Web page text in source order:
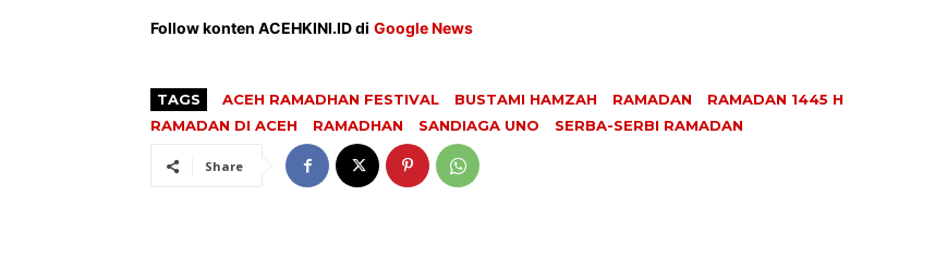
Follow konten ACEHKINI.ID di Google News
TAGS ACEH RAMADHAN FESTIVAL BUSTAMI HAMZAH RAMADAN
RAMADAN 1445 H
RAMADAN DI ACEH
RAMADHAN SANDIAGA UNO SERBA-SERBI RAMADAN
Share